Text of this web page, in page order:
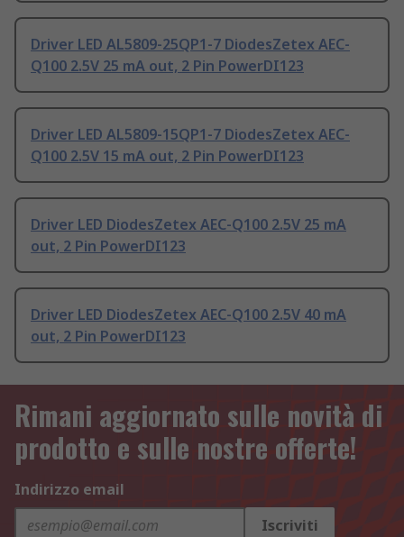
Driver LED AL5809-25QP1-7 DiodesZetex AEC-
Q100 2.5V 25 mA out, 2 Pin PowerDI123
Driver LED AL5809-15QP1-7 DiodesZetex AEC-
Q100 2.5V 15 mA out, 2 Pin PowerDI123
Driver LED DiodesZetex AEC-Q100 2.5V 25 mA
out, 2 Pin PowerDI123
Driver LED DiodesZetex AEC-Q100 2.5V 40 mA
out, 2 Pin PowerDI123
Rimani aggiornato sulle novità di
prodotto e sulle nostre offerte!
Indirizzo email
Iscriviti